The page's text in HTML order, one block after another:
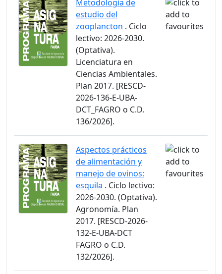
Metodología de
estudio del
zooplancton . Ciclo
lectivo: 2026-2030.
(Optativa).
Licenciatura en
Ciencias Ambientales.
Plan 2017. [RESCD-
2026-136-E-UBA-
DCT_FAGRO o C.D.
136/2026].
Aspectos prácticos
de alimentación y
manejo de ovinos:
esquila . Ciclo lectivo:
2026-2030. (Optativa).
Agronomía. Plan
2017. [RESCD-2026-
132-E-UBA-DCT
FAGRO o C.D.
132/2026].